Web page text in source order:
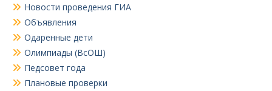
Новости проведения ГИА
Объявления
Одаренные дети
Олимпиады (ВсОШ)
Педсовет года
Плановые проверки